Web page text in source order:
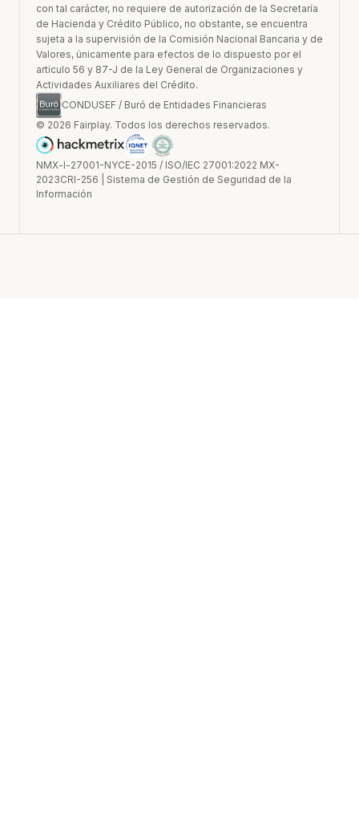
con tal carácter, no requiere de autorización de la Secretaría
de Hacienda y Crédito Público, no obstante, se encuentra
sujeta a la supervisión de la Comisión Nacional Bancaria y de
Valores, únicamente para efectos de lo dispuesto por el
artículo 56 y 87-J de la Ley General de Organizaciones y
Actividades Auxiliares del Crédito.
CONDUSEF / Buró de Entidades Financieras
© 2026 Fairplay. Todos los derechos reservados.
NMX-l-27001-NYCE-2015 / ISO/IEC 27001:2022 MX-
2023CRI-256 | Sistema de Gestión de Seguridad de la
Información